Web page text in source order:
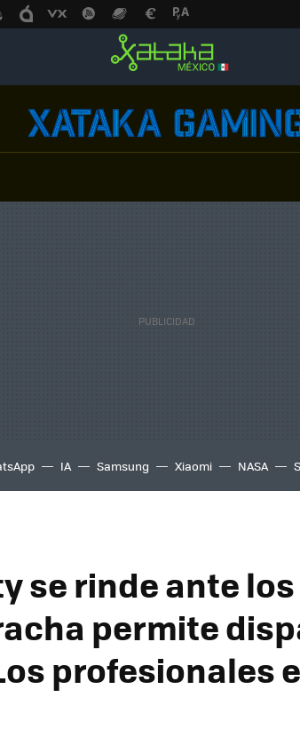
IA Samsung Xiaomi NASA
se rinde ante
permite
profesionales